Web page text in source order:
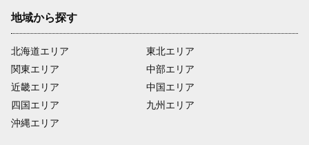
地域から探す
北海道エリア
関東エリア
近畿エリア
四国エリア
沖縄エリア
東北エリア
中部エリア
中国エリア
九州エリア